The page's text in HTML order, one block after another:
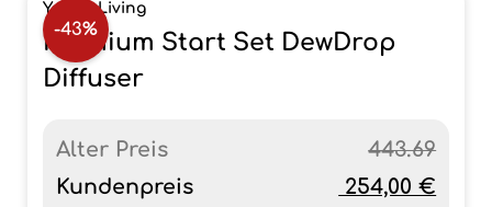
-43%
Young Living
Premium Start Set DewDrop
Diffuser
Alter Preis
443.69
Kundenpreis
254,00 €